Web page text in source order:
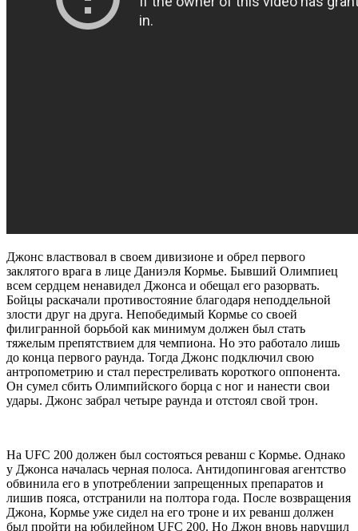
Джонс властвовал в своем дивизионе и обрел первого
заклятого врага в лице Даниэля Кормье. Бывший Олимпиец
всем сердцем ненавидел Джонса и обещал его разорвать.
Бойцы раскачали противостояние благодаря неподдельной
злости друг на друга. Непобедимый Кормье со своей
филигранной борьбой как минимум должен был стать
тяжелым препятствием для чемпиона. Но это работало лишь
до конца первого раунда. Тогда Джонс подключил свою
антропометрию и стал перестреливать короткого оппонента.
Он сумел сбить Олимпийского борца с ног и нанести свои
удары. Джонс забрал четыре раунда и отстоял свой трон.
На UFC 200 должен был состояться реванш с Кормье. Однако
у Джонса началась черная полоса. Антидопинговая агентство
обвинила его в употреблении запрещенных препаратов и
лишив пояса, отстранили на полтора года. После возвращения
Джона, Кормье уже сидел на его троне и их реванш должен
был пройти на юбилейном UFC 200. Но Джон вновь нарушил